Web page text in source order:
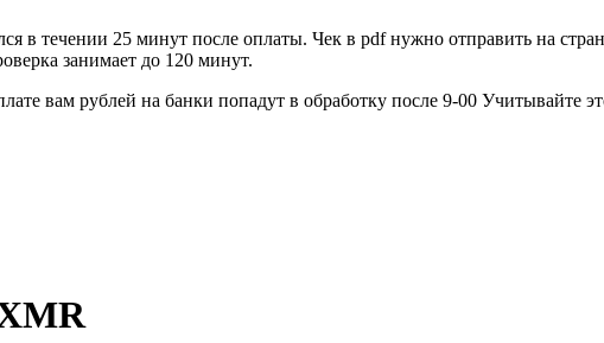
в течении 25 минут после оплаты. Чек в pdf нужно отправить на
занимает до 120 минут.
вам рублей на банки попадут в обработку после 9-00 Учитывайте